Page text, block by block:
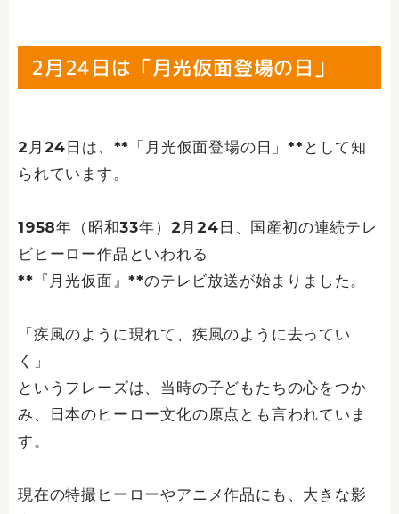
2月24日は「月光仮面登場の日」
2月24日は、**「月光仮面登場の日」**として知
られています。
1958年（昭和33年）2月24日、国産初の連続テレ
ビヒーロー作品といわれる
**『月光仮面』**のテレビ放送が始まりました。
「疾風のように現れて、疾風のように去ってい
く」
というフレーズは、当時の子どもたちの心をつか
み、日本のヒーロー文化の原点とも言われていま
す。
現在の特撮ヒーローやアニメ作品にも、大きな影